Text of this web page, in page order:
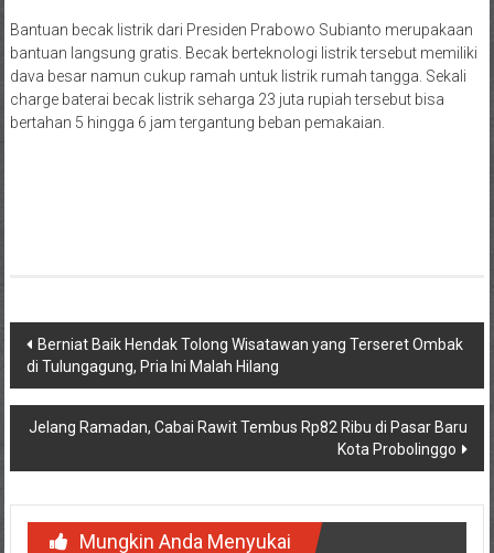
Bantuan becak listrik dari Presiden Prabowo Subianto merupakaan
bantuan langsung gratis. Becak berteknologi listrik tersebut memiliki
dava besar namun cukup ramah untuk listrik rumah tangga. Sekali
charge baterai becak listrik seharga 23 juta rupiah tersebut bisa
bertahan 5 hingga 6 jam tergantung beban pemakaian.
Navigasi
pos
Berniat Baik Hendak Tolong Wisatawan yang Terseret Ombak
di Tulungagung, Pria Ini Malah Hilang
Jelang Ramadan, Cabai Rawit Tembus Rp82 Ribu di Pasar Baru
Kota Probolinggo
Mungkin Anda Menyukai